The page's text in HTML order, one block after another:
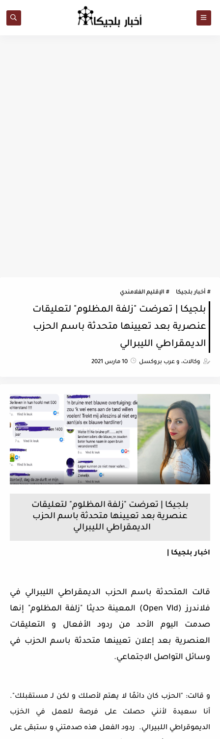
أخبار بلجيكا الإقليم الفلامندي
بلجيكا | تعرضت "زلفة المظلوم" لتعليقات
عنصرية بعد تعيينها متحدثة باسم الحزب
الديمقراطي الليبرالي
وكالات، و عرب بروكسل 10 مارس 2021
بلجيكا | تعرضت "زلفة المظلوم" لتعليقات
عنصرية بعد تعيينها متحدثة باسم الحزب
الديمقراطي الليبرالي
اخبار بلجيكا |
قالت المتحدثة باسم الحزب الديمقراطي الليبرالي في
فلاندرز (Open Vld)
المعينة حديثا "زلفة المظلوم" إنها
صدمت اليوم الأحد من ردود الأفعال و التعليقات
العنصرية بعد إعلان تعيينها متحدثة باسم الحزب في
وسائل التواصل الاجتماعي.
و قالت: "الحزب كان دائمًا لا يهتم لأصلك و لكن لـ مستقبلك".
أنا سعيدة لأنني حصلت على فرصة للعمل في الخزب
الديموقراطي اللبيرالي. ردود الفعل هذه صدمتني و ستبقى على